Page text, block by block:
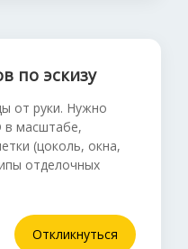
по эскизу
от руки. Нужно
в масштабе,
(цоколь, окна,
отделочных
Откликнуться